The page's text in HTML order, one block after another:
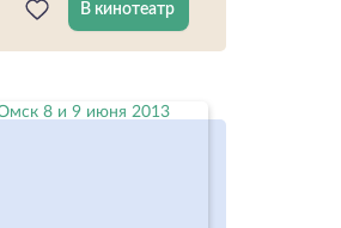
В кинотеатр